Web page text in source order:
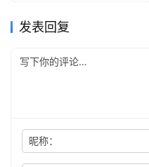
发表回复
昵称：